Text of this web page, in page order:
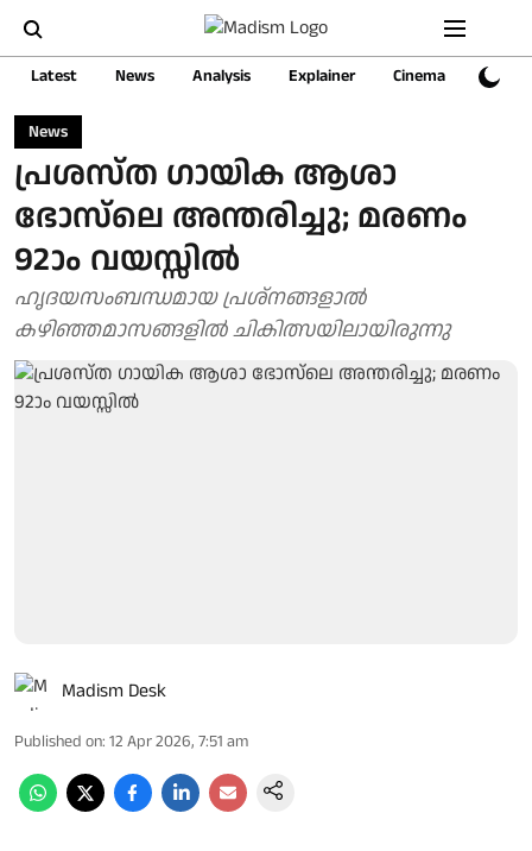
Latest News Analysis Explainer Cinema Sports
News
പ്രശസ്ത ഗായിക ആശാ
ഭോസ്‌ലെ അന്തരിച്ചു; മരണം
92ാം വയസ്സില്‍
ഹൃദയസംബന്ധമായ പ്രശ്‌നങ്ങളാല്‍
കഴിഞ്ഞമാസങ്ങളില്‍ ചികിത്സയിലായിരുന്നു
Madism Desk
Published on: 12 Apr 2026, 7:51 am